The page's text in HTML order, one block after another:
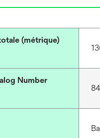
(métrique)
Number